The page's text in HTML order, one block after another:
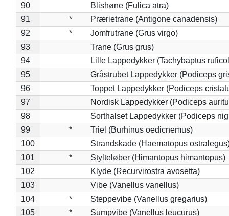
90
Blishøne (Fulica atra)
91
*
Prærietrane (Antigone canadensis)
92
*
Jomfrutrane (Grus virgo)
93
Trane (Grus grus)
94
Lille Lappedykker (Tachybaptus
95
Gråstrubet Lappedykker (Podiceps
96
Toppet Lappedykker (Podiceps
97
Nordisk Lappedykker (Podiceps
98
Sorthalset Lappedykker (Podiceps
99
*
Triel (Burhinus oedicnemus)
100
Strandskade (Haematopus
101
*
Stylteløber (Himantopus himantopus)
102
Klyde (Recurvirostra avosetta)
103
Vibe (Vanellus vanellus)
104
*
Steppevibe (Vanellus gregarius)
105
* Sumpvibe (Vanellus leucurus)